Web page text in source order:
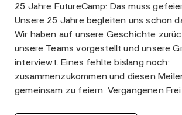
25 Jahre FutureCamp: Das muss
Unsere 25 Jahre begleiten uns schon
Wir haben auf unsere Geschichte
unsere Teams vorgestellt und unsere
interviewt. Eines fehlte bislang noch:
zusammenzukommen und diesen
gemeinsam zu feiern. Vergangenen